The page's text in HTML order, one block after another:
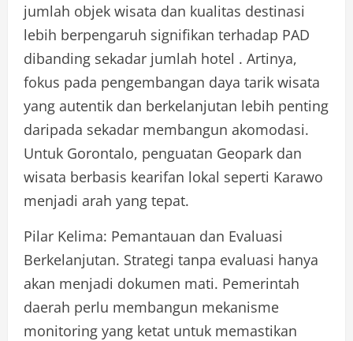
jumlah objek wisata dan kualitas destinasi
lebih berpengaruh signifikan terhadap PAD
dibanding sekadar jumlah hotel . Artinya,
fokus pada pengembangan daya tarik wisata
yang autentik dan berkelanjutan lebih penting
daripada sekadar membangun akomodasi.
Untuk Gorontalo, penguatan Geopark dan
wisata berbasis kearifan lokal seperti Karawo
menjadi arah yang tepat.
Pilar Kelima: Pemantauan dan Evaluasi
Berkelanjutan. Strategi tanpa evaluasi hanya
akan menjadi dokumen mati. Pemerintah
daerah perlu membangun mekanisme
monitoring yang ketat untuk memastikan